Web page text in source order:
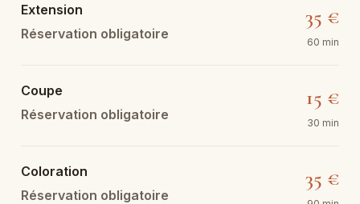
Extension
Réservation obligatoire
35 €
60 min
Coupe
Réservation obligatoire
15 €
30 min
Coloration
Réservation obligatoire
35 €